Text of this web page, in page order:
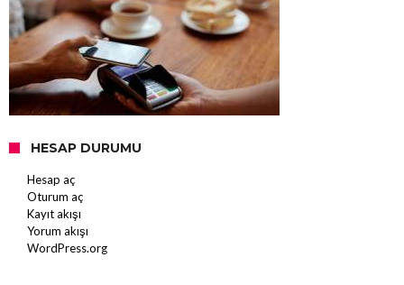
HESAP DURUMU
Hesap aç
Oturum aç
Kayıt akışı
Yorum akışı
WordPress.org